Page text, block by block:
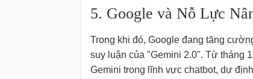
5. Google và Nỗ Lực
Trong khi đó, Google đang tăng
suy luận của "Gemini 2.0". Từ tháng
Gemini trong lĩnh vực chatbot, dự